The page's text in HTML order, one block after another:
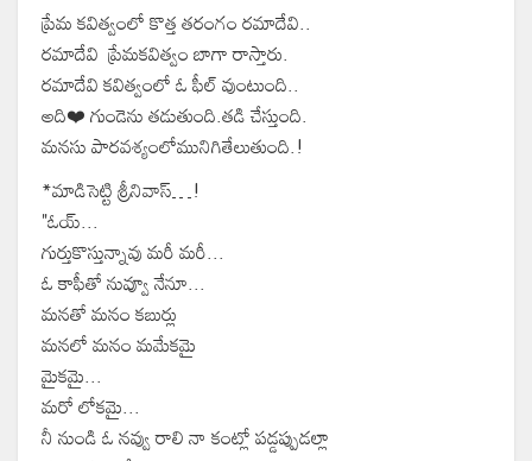
ప్రేమ కవిత్వంలో కొత్త తరంగం రమాదేవి..
రమాదేవి ప్రేమకవిత్వం బాగా రాస్తారు.
రమాదేవి కవిత్వంలో ఓ ఫీల్ వుంటుంది..
అది❤️ గుండెను తడుతుంది.తడి చేస్తుంది.
మనసు పారవశ్యంలోమునిగితేలుతుంది.!
*మాడిసెట్టి శ్రీనివాస్…!
"ఓయ్...
గుర్తుకొస్తున్నావు మరీ మరీ...
ఓ కాఫీతో నువ్వూ నేనూ...
మనతో మనం కబుర్లు
మనలో మనం మమేకమై
మైకమై...
మరో లోకమై...
నీ నుండి ఓ నవ్వు రాలి నా కంట్లో పడ్డప్పుడల్లా